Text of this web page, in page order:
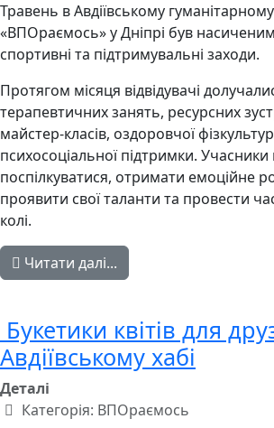
Травень в Авдіївському гуманітарному
«ВПОраємось» у Дніпрі був
спортивні та підтримувальні заходи.
Протягом місяця відвідувачі
терапевтичних занять, ресурсних
майстер-класів, оздоровчої
психосоціальної підтримки.
поспілкуватися, отримати емоційне
проявити свої таланти та провести
колі.
Читати далі...
Букетики квітів для
Авдіївському хабі
Деталі
Категорія: ВПОраємось